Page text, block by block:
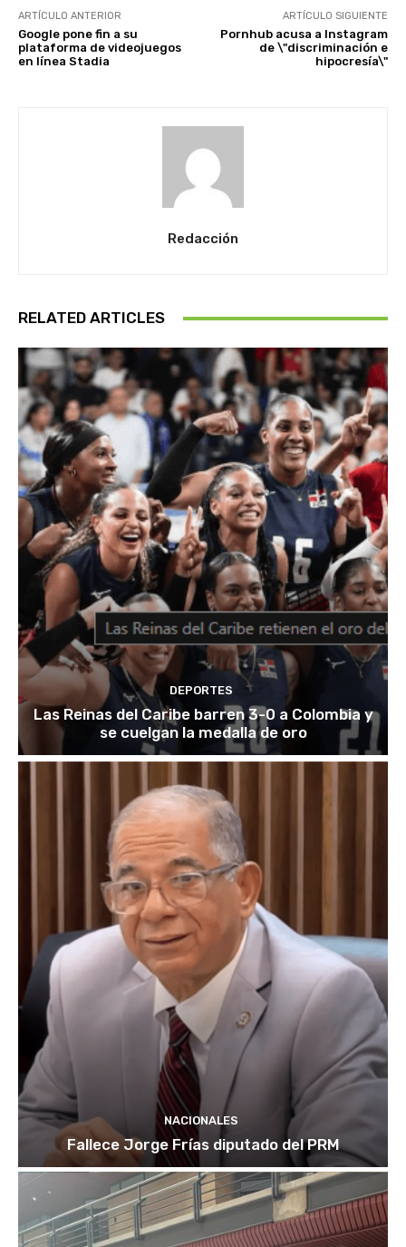
ARTÍCULO ANTERIOR
Google pone fin a su
plataforma de videojuegos
en línea Stadia
ARTÍCULO SIGUIENTE
Pornhub acusa a Instagram
de \"discriminación e
hipocresía\"
Redacción
RELATED ARTICLES
DEPORTES
Las Reinas del Caribe barren 3-0 a Colombia y
se cuelgan la medalla de oro
NACIONALES
Fallece Jorge Frías diputado del PRM